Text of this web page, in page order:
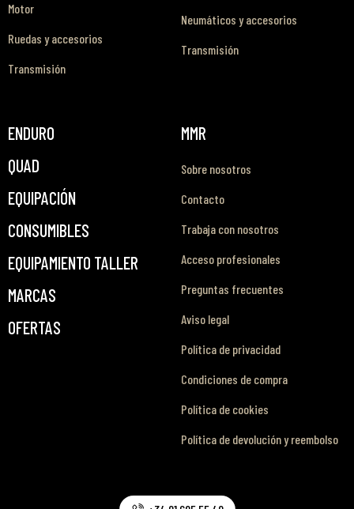
Motor
Ruedas y accesorios
Transmisión
Neumáticos y accesorios
Transmisión
ENDURO
QUAD
EQUIPACIÓN
CONSUMIBLES
EQUIPAMIENTO TALLER
MARCAS
OFERTAS
MMR
Sobre nosotros
Contacto
Trabaja con nosotros
Acceso profesionales
Preguntas frecuentes
Aviso legal
Política de privacidad
Condiciones de compra
Política de cookies
Política de devolución y reembolso